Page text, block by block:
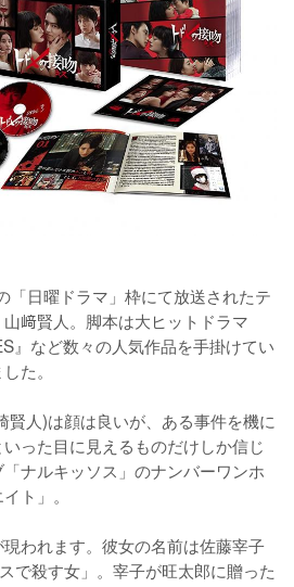
「日曜ドラマ」枠にて放送されたテ
﨑賢人。脚本は大ヒットドラマ
』など数々の人気作品を手掛けてい
た。
賢人)は顔は良いが、ある事件を機に
った目に見えるものだけしか信じ
ナルキッソス」のナンバーワンホ
ト」。
われます。彼女の名前は佐藤宰子
で殺す女」。宰子が旺太郎に贈った